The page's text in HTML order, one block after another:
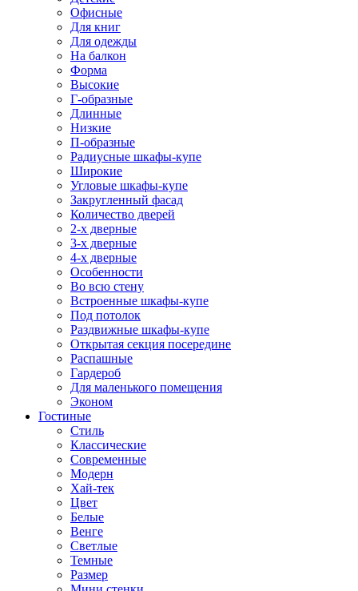
Офисные
Для книг
Для одежды
На балкон
Форма
Высокие
Г-образные
Длинные
Низкие
П-образные
Радиусные шкафы-купе
Широкие
Угловые шкафы-купе
Закругленный фасад
Количество дверей
2-х дверные
3-х дверные
4-х дверные
Особенности
Во всю стену
Встроенные шкафы-купе
Под потолок
Раздвижные шкафы-купе
Открытая секция посередине
Распашные
Гардероб
Для маленького помещения
Эконом
Гостиные
Стиль
Классические
Современные
Модерн
Хай-тек
Цвет
Белые
Венге
Светлые
Темные
Размер